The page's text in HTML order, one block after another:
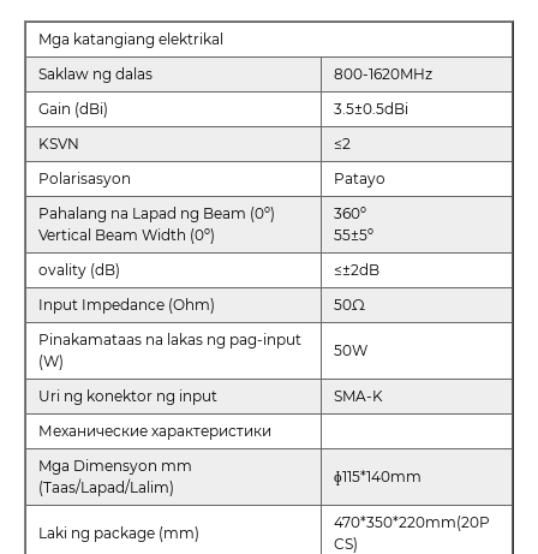
Mga katangiang elektrikal
Saklaw ng dalas
800-1620MHz
Gain (dBi)
3.5±0.5dBi
KSVN
≤2
Polarisasyon
Patayo
Pahalang na Lapad ng Beam (0º)
Vertical Beam Width (0º)
360º
55±5º
ovality (dB)
≤±2dB
Input Impedance (Ohm)
50Ω
Pinakamataas na lakas ng pag-input
(W)
50W
Uri ng konektor ng input
SMA-K
Механические характеристики
Mga Dimensyon mm
(Taas/Lapad/Lalim)
ɸ115*140mm
Laki ng package (mm)
470*350*220mm(20P
CS)